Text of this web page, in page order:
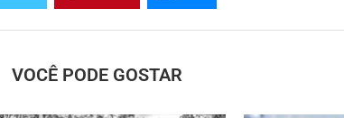
VOCÊ PODE GOSTAR